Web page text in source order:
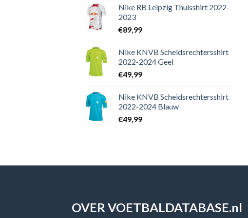
Nike RB Leipzig Thuisshirt 2022-
2023
€89,99
Nike KNVB Scheidsrechtersshirt
2022-2024 Geel
€49,99
Nike KNVB Scheidsrechtersshirt
2022-2024 Blauw
€49,99
OVER VOETBALDATABASE.nl